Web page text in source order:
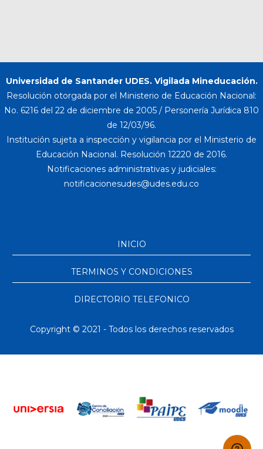
Universidad de Santander UDES. Vigilada Mineducación.
Resolución otorgada por el Ministerio de Educación Nacional:
No. 6216 del 22 de diciembre de 2005 / Personería Jurídica 810
de 12/03/96.
Institución sujeta a inspección y vigilancia por el Ministerio de
Educación Nacional. Resolución 12220 de 2016.
Notificaciones administrativas y judiciales:
INICIO
TERMINOS Y CONDICIONES
DIRECTORIO TELEFONICO
Copyright © 2021 - Todos los derechos reservados